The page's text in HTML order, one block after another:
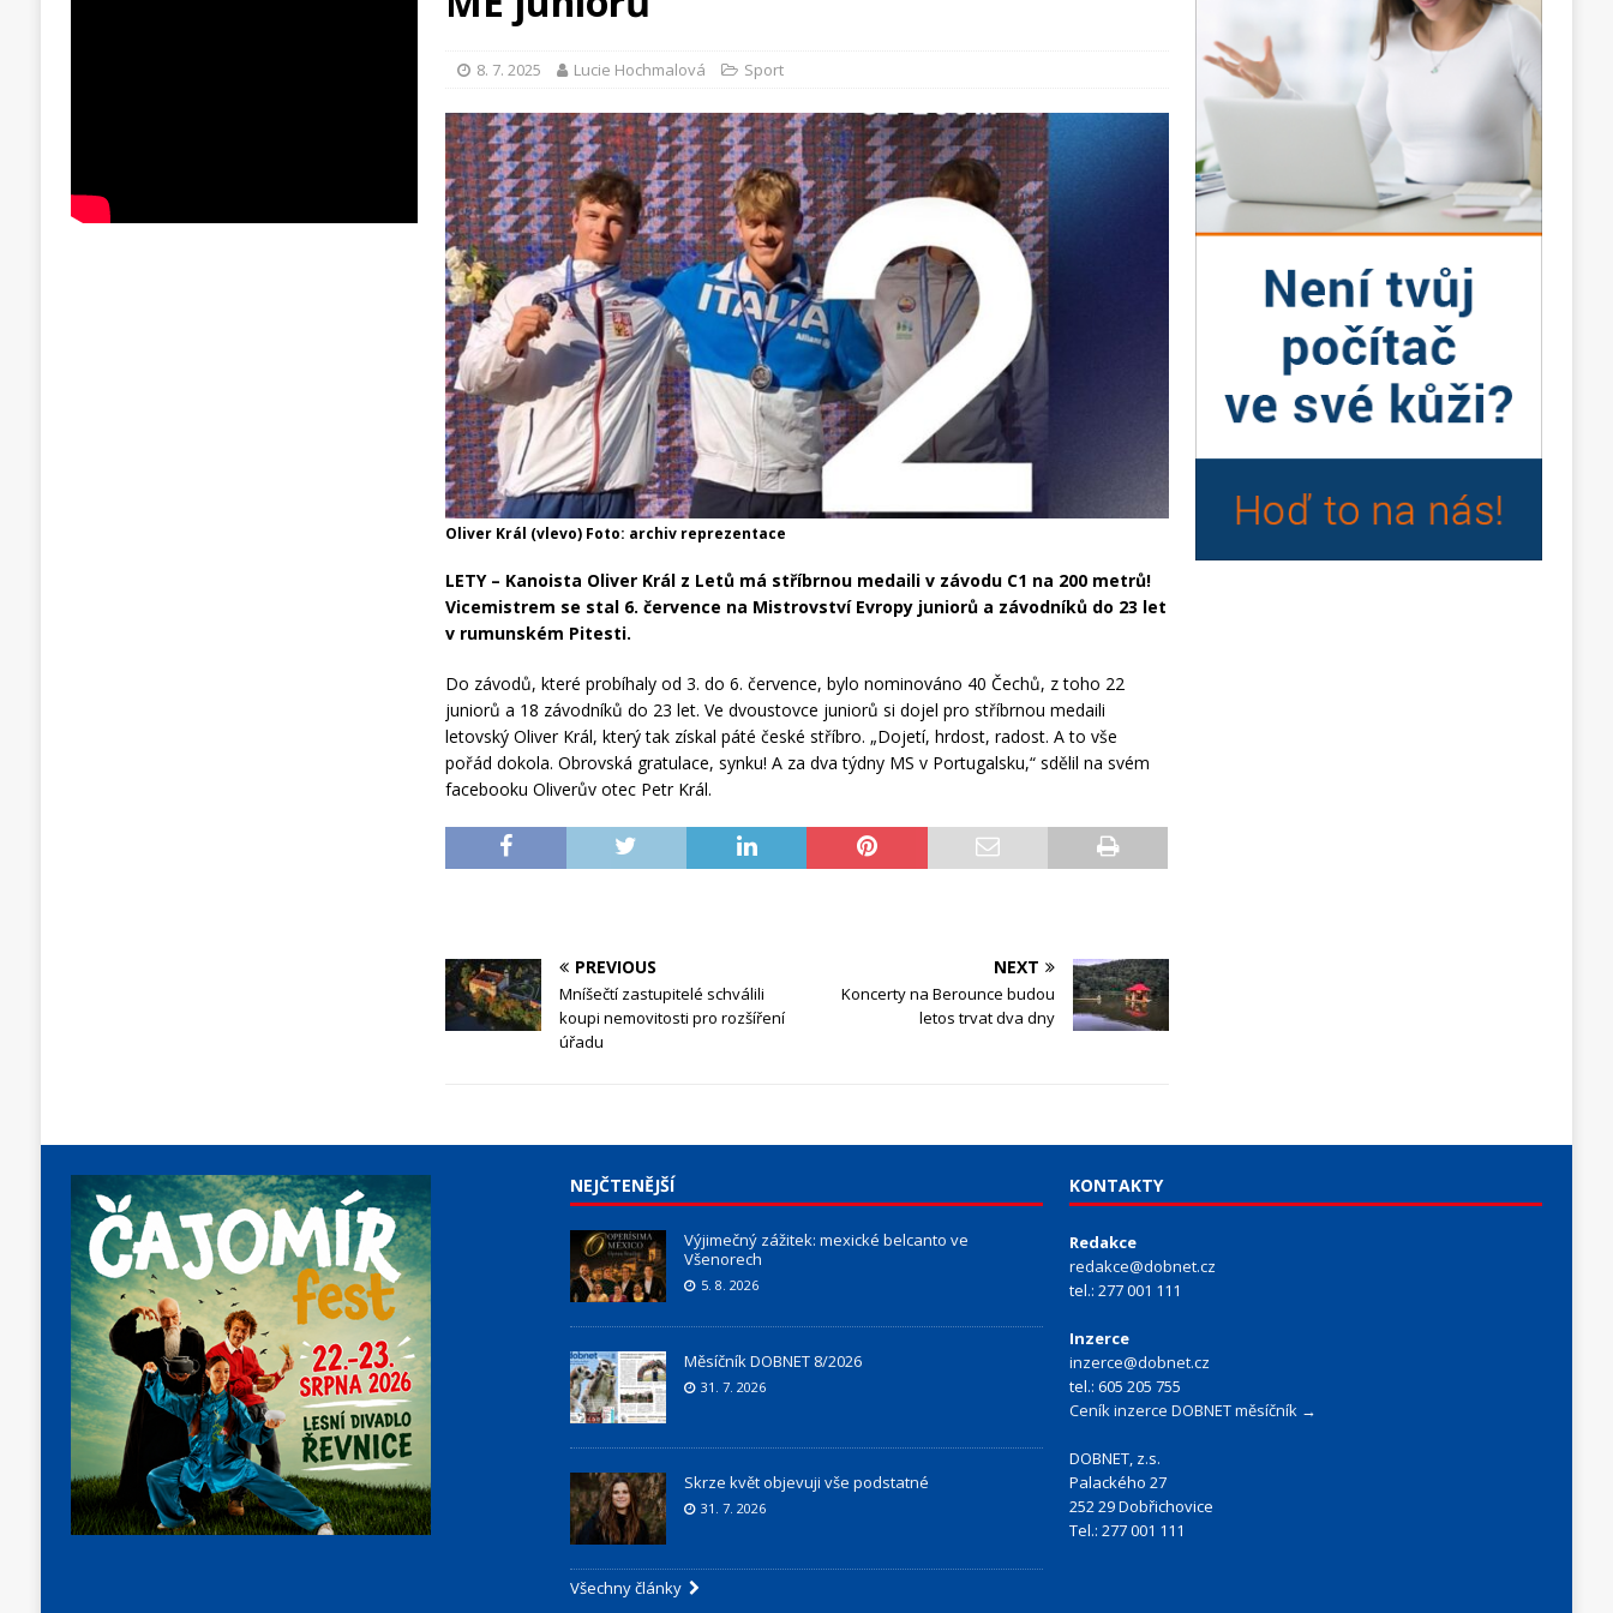
8. 7. 2025 Lucie Hochmalová Sport
Oliver Král (vlevo) Foto: archiv reprezentace
LETY – Kanoista Oliver Král z Letů má stříbrnou medaili v závodu C1 na 200 metrů!
Vicemistrem se stal 6. července na Mistrovství Evropy juniorů a závodníků do 23 let
v rumunském Pitesti.
Do závodů, které probíhaly od 3. do 6. července, bylo nominováno 40 Čechů, z toho 22
juniorů a 18 závodníků do 23 let. Ve dvoustovce juniorů si dojel pro stříbrnou medaili
letovský Oliver Král, který tak získal páté české stříbro. „Dojetí, hrdost, radost. A to vše
pořád dokola. Obrovská gratulace, synku! A za dva týdny MS v Portugalsku,“ sdělil na svém
facebooku Oliverův otec Petr Král.
PREVIOUS
Mníšečtí zastupitelé schválili
koupi nemovitosti pro rozšíření
úřadu
NEXT
Koncerty na Berounce budou
letos trvat dva dny
NEJČTENĚJŠÍ
Výjimečný zážitek: mexické belcanto ve
Všenorech
5. 8. 2026
Měsíčník DOBNET 8/2026
31. 7. 2026
Skrze květ objevuji vše podstatné
31. 7. 2026
Všechny články
KONTAKTY
Redakce
redakce@dobnet.cz
tel.: 277 001 111
Inzerce
inzerce@dobnet.cz
tel.: 605 205 755
Ceník inzerce DOBNET měsíčník →
DOBNET, z.s.
Palackého 27
252 29 Dobřichovice
Tel.: 277 001 111